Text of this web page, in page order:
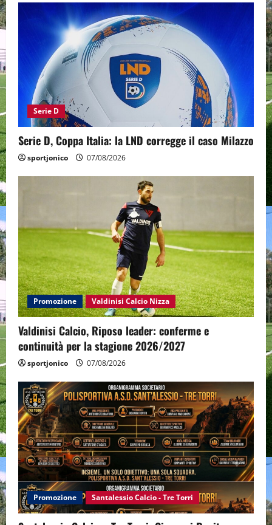
Serie D
Serie D, Coppa Italia: la LND corregge il caso Milazzo
sportjonico 07/08/2026
Promozione Valdinisi Calcio Nizza
Valdinisi Calcio, Riposo leader: conferme e
continuità per la stagione 2026/2027
sportjonico 07/08/2026
Promozione Santalessio Calcio - Tre Torri